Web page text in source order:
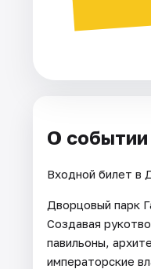
О событии
Входной билет в
Дворцовый парк
Создавая
павильоны,
императорские